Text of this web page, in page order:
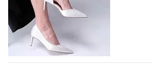
которая пройдет в российской
по 1 октября, уже подано 1047
половину из них (494) прислали
коллекции которых не были
07.08.2026 478